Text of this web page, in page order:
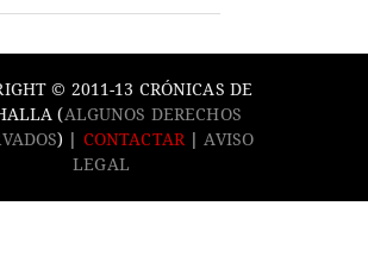
© 2011-13 CRÓNICAS DE
(ALGUNOS DERECHOS
) | CONTACTAR
AVISO
LEGAL